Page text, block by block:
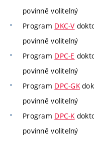
povinně volitelný
Program DKC-V
povinně volitelný
Program DPC-E
povinně volitelný
Program DPC-GK
povinně volitelný
Program DPC-K
povinně volitelný